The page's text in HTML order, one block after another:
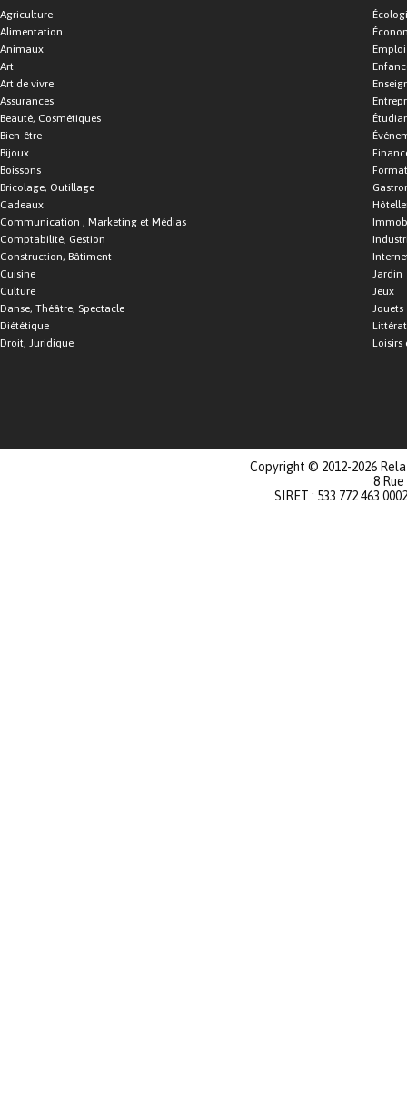
Agriculture
Alimentation
Animaux
Art
Art de vivre
Assurances
Beauté, Cosmétiques
Bien-être
Bijoux
Boissons
Bricolage, Outillage
Cadeaux
Communication , Marketing et Médias
Comptabilité, Gestion
Construction, Bâtiment
Cuisine
Culture
Danse, Théâtre, Spectacle
Diététique
Droit, Juridique
Emploi
Jardin
Jeux
Jouets
Loisirs
Copyright © 2012-2026
8
SIRET : 533 772 463